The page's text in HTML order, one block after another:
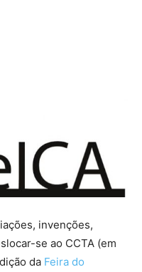
invenções,
se ao CCTA (em
da Feira do